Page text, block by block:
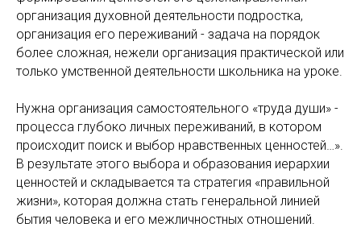
организация духовной деятельности подростка,
организация его переживаний - задача на порядок
более сложная, нежели организация практической или
только умственной деятельности школьника на уроке.
Нужна организация самостоятельного «труда души» -
процесса глубоко личных переживаний, в котором
происходит поиск и выбор нравственных ценностей…».
В результате этого выбора и образования иерархии
ценностей и складывается та стратегия «правильной
жизни», которая должна стать генеральной линией
бытия человека и его межличностных отношений.